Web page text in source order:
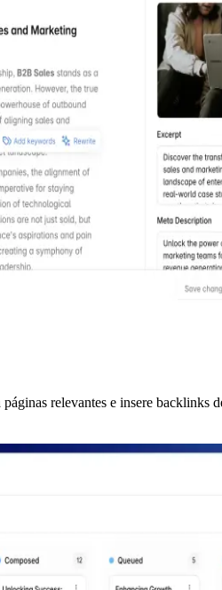
relevantes e insere backlinks